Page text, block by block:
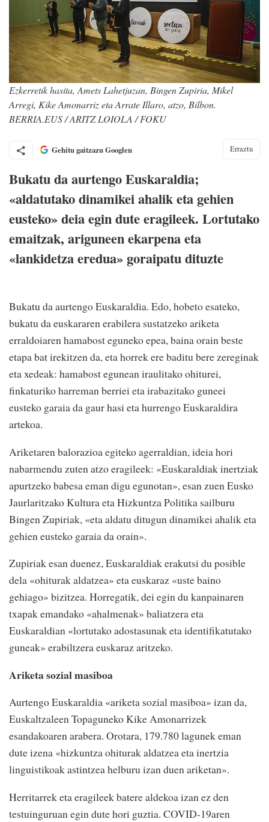
Ezkerretik hasita, Amets Lahetjuzan, Bingen Zupiria, Mikel
Arregi, Kike Amonarriz eta Arrate Illaro, atzo, Bilbon.
BERRIA.EUS / ARITZ LOIOLA / FOKU
Gehitu gaitzazu Googlen Erraztu
Bukatu da aurtengo Euskaraldia;
«aldatutako dinamikei ahalik eta gehien
eusteko» deia egin dute eragileek. Lortutako
emaitzak, ariguneen ekarpena eta
«lankidetza eredua» goraipatu dituzte
Bukatu da aurtengo Euskaraldia. Edo, hobeto esateko,
bukatu da euskararen erabilera sustatzeko ariketa
erraldoiaren hamabost eguneko epea, baina orain beste
etapa bat irekitzen da, eta horrek ere baditu bere zereginak
eta xedeak: hamabost egunean iraulitako ohiturei,
finkaturiko harreman berriei eta irabazitako guneei
eusteko garaia da gaur hasi eta hurrengo Euskaraldira
artekoa.
Ariketaren balorazioa egiteko agerraldian, ideia hori
nabarmendu zuten atzo eragileek: «Euskaraldiak inertziak
apurtzeko babesa eman digu egunotan», esan zuen Eusko
Jaurlaritzako Kultura eta Hizkuntza Politika sailburu
Bingen Zupiriak, «eta aldatu ditugun dinamikei ahalik eta
gehien eusteko garaia da orain».
Zupiriak esan duenez, Euskaraldiak erakutsi du posible
dela «ohiturak aldatzea» eta euskaraz «uste baino
gehiago» bizitzea. Horregatik, dei egin du kanpainaren
txapak emandako «ahalmenak» baliatzera eta
Euskaraldian «lortutako adostasunak eta identifikatutako
guneak» erabiltzera euskaraz aritzeko.
Ariketa sozial masiboa
Aurtengo Euskaraldia «ariketa sozial masiboa» izan da,
Euskaltzaleen Topaguneko Kike Amonarrizek
esandakoaren arabera. Orotara, 179.780 lagunek eman
dute izena «hizkuntza ohiturak aldatzea eta inertzia
linguistikoak astintzea helburu izan duen ariketan».
Herritarrek eta eragileek batere aldekoa izan ez den
testuinguruan egin dute hori guztia. COVID-19aren